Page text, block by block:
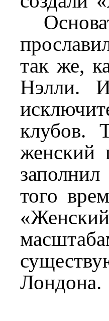
так же,
Нэлли.
клубов.
женский
того
Лондона.